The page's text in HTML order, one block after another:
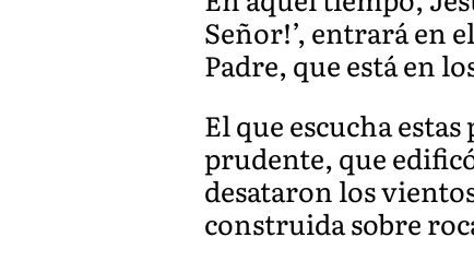
Señor!’, entrará en
Padre, que está en
El que escucha
prudente, que
desataron los
construida sobre